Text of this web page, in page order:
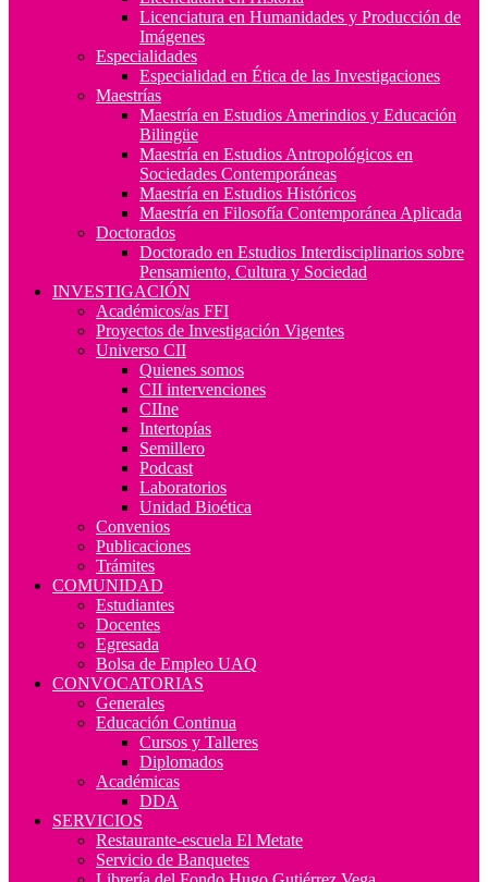
Licenciatura en Humanidades y Producción de
Imágenes
Especialidades
Especialidad en Ética de las Investigaciones
Maestrías
Maestría en Estudios Amerindios y Educación
Bilingüe
Maestría en Estudios Antropológicos en
Sociedades Contemporáneas
Maestría en Estudios Históricos
Maestría en Filosofía Contemporánea Aplicada
Doctorados
Doctorado en Estudios Interdisciplinarios sobre
Pensamiento, Cultura y Sociedad
INVESTIGACIÓN
Académicos/as FFI
Proyectos de Investigación Vigentes
Universo CII
Quienes somos
CII intervenciones
CIIne
Intertopías
Semillero
Podcast
Laboratorios
Unidad Bioética
Convenios
Publicaciones
Trámites
COMUNIDAD
Estudiantes
Docentes
Egresada
Bolsa de Empleo UAQ
CONVOCATORIAS
Generales
Educación Continua
Cursos y Talleres
Diplomados
Académicas
DDA
SERVICIOS
Restaurante-escuela El Metate
Servicio de Banquetes